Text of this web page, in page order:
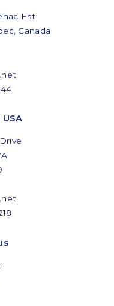
Est
Canada